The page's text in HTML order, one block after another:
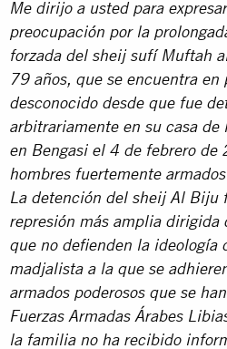
Me dirijo a usted para
preocupación por la
forzada del sheij sufí Muftah
79 años, que se encuentra en
desconocido desde que fue
arbitrariamente en su casa de
en Bengasi el 4 de febrero de
hombres fuertemente
La detención del sheij Al Biju
represión más amplia dirigida
que no defienden la ideología
madjalista a la que se
armados poderosos que se
Fuerzas Armadas Árabes
la familia no ha recibido